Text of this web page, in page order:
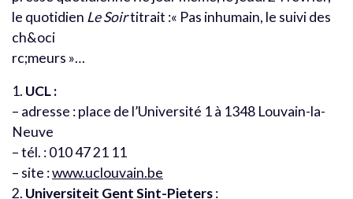
le quotidien Le Soirtitrait :« Pas inhumain, le suivi des
ch&oci
rc;meurs »…
1. UCL :
– adresse : place de l’Université 1 à 1348 Louvain-la-
Neuve
– tél. : 010 47 21 11
– site :www.uclouvain.be
2. Universiteit Gent Sint-Pieters: